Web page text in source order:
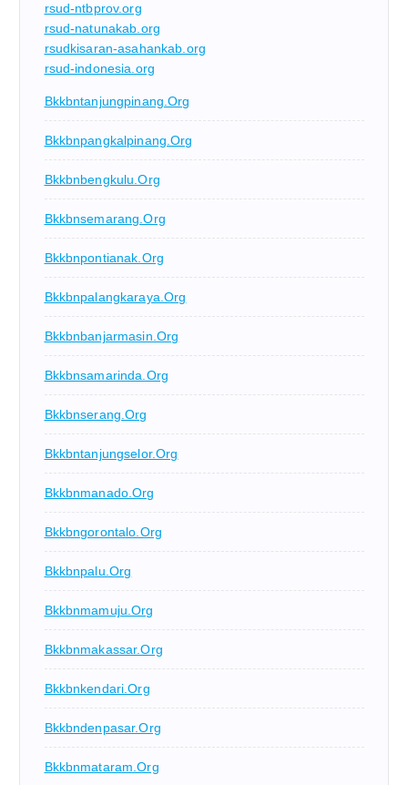
rsud-ntbprov.org
rsud-natunakab.org
rsudkisaran-asahankab.org
rsud-indonesia.org
Bkkbntanjungpinang.org
Bkkbnpangkalpinang.org
Bkkbnbengkulu.org
Bkkbnsemarang.org
Bkkbnpontianak.org
Bkkbnpalangkaraya.org
Bkkbnbanjarmasin.org
Bkkbnsamarinda.org
Bkkbnserang.org
Bkkbntanjungselor.org
Bkkbnmanado.org
Bkkbngorontalo.org
Bkkbnpalu.org
Bkkbnmamuju.org
Bkkbnmakassar.org
Bkkbnkendari.org
Bkkbndenpasar.org
Bkkbnmataram.org